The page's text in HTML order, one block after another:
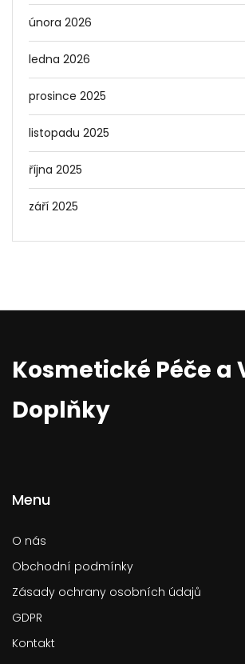
února 2026
ledna 2026
prosince 2025
listopadu 2025
října 2025
září 2025
Kosmetické Péče a
Doplňky
Menu
O nás
Obchodní podmínky
Zásady ochrany osobních údajů
GDPR
Kontakt